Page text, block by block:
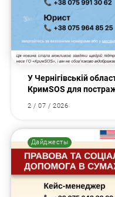
У Чернігівській
КримSOS для
2 / 07 / 2026
Дайджесты